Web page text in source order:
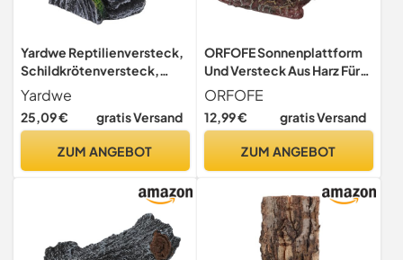
Yardwe Reptilienversteck,
Schildkrötenversteck,
Höhle, Harzfelsen,
Bartagamenversteck,
Schildkröten-
Reptilien-
Yardwe
25,09 € gratis Versand
ZUM ANGEBOT
ORFOFE Sonnenplattform
Und Versteck Aus Harz Für
Reptilien Geeignet Als
Spielwiese Und Ruheplatz
Im Terrarium Und Aquarium
Wasserschildkröten
ORFOFE
12,99 € gratis Versand
ZUM ANGEBOT